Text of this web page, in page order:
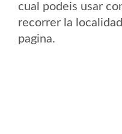
cual podeis usar
recorrer la
pagina.